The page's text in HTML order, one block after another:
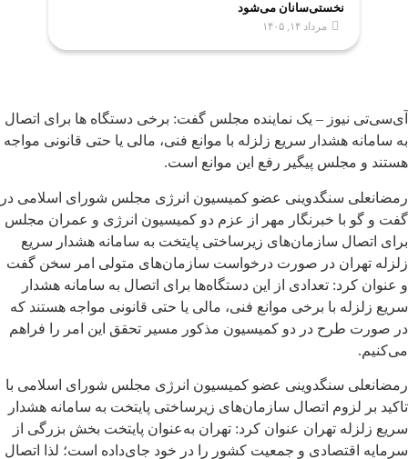
نخستی‌سانان می‌شود
مرداد ۱۴, ۱۴۰۵
آی‌سی‌تی نیوز – یک نماینده مجلس گفت: برخی دستگاه ها برای اتصال
به سامانه هشدار سریع زلزله با موانع فنی، مالی یا حتی قانونی مواجه
هستند و مجلس پیگیر رفع این موانع است.
رمضانعلی سنگدوینی عضو کمیسیون انرژی مجلس شورای اسلامی در
گفت و گو با خبرنگار مهر از عزم دو کمیسیون انرژی و عمران مجلس
برای اتصال سازمان‌های زیرساختی پایتخت به سامانه هشدار سریع
زلزله تهران در صورت درخواست سازمان‌های متولی امر سخن گفت
و عنوان کرد: تعدادی از این دستگاه‌ها برای اتصال به سامانه هشدار
سریع زلزله با برخی موانع فنی، مالی یا حتی قانونی مواجه هستند که
در صورت طرح در دو کمیسیون مذکور مسیر تحقق این امر را فراهم
می‌کنیم.
رمضانعلی سنگدوینی عضو کمیسیون انرژی مجلس شورای اسلامی با
تاکید بر لزوم اتصال سازمان‌های زیرساختی پایتخت به سامانه هشدار
سریع زلزله تهران عنوان کرد: تهران به‌عنوان پایتخت بخش بزرگی از
سرمایه اقتصادی و جمعیت کشور را در خود جای‌داده است؛ لذا اتصال